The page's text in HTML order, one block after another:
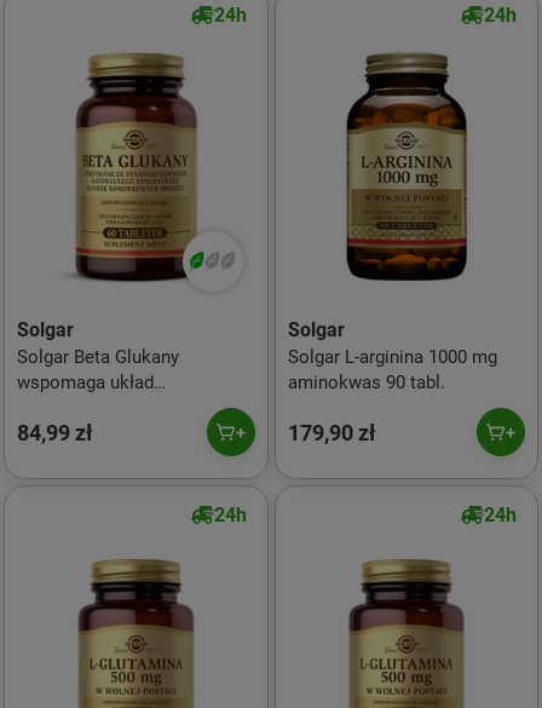
24h
Solgar
Solgar Beta Glukany
wspomaga układ
odpornościowy 60 tabl. vege
84,99 zł
24h
Solgar
Solgar L-arginina 1000 mg
aminokwas 90 tabl.
179,90 zł
24h 24h